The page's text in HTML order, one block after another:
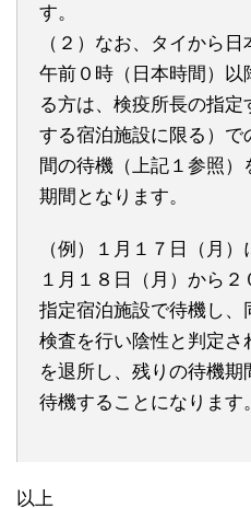
す。
（２）なお、タイから
午前０時（日本時間）以
る方は、検疫所長の指
する宿泊施設に限る）で
間の待機（上記１参照
期間となります。
（例）１月１７日（月
１月１８日（月）から２
指定宿泊施設で待機し、
検査を行い陰性と判定さ
を退所し、残りの待機
待機することになります。
以上